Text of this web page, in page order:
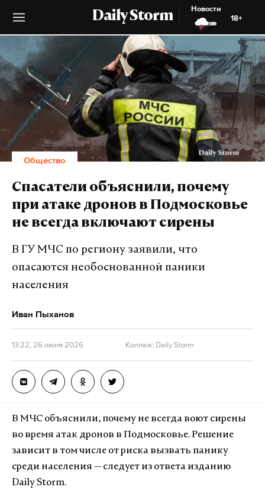
Daily Storm
Новости
18+
Общество
Спасатели объяснили, почему
при атаке дронов в Подмосковье
не всегда включают сирены
В ГУ МЧС по региону заявили, что
опасаются необоснованной паники
населения
Иван Пыханов
13:22, 26 июня 2026 Коллаж: Daily Storm
В МЧС объяснили, почему не всегда воют сирены
во время атак дронов в Подмосковье. Решение
зависит в том числе от риска вызвать панику
среди населения — следует из ответа изданию
Daily Storm.